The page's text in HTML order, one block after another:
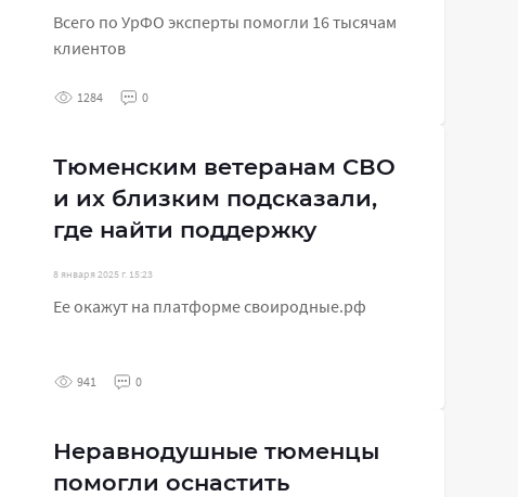
Всего по УрФО эксперты помогли 16 тысячам
клиентов
1284 0
Тюменским ветеранам СВО
и их близким подсказали,
где найти поддержку
8 января 2025 г. 15:23
Ее окажут на платформе своиродные.рф
941 0
Неравнодушные тюменцы
помогли оснастить